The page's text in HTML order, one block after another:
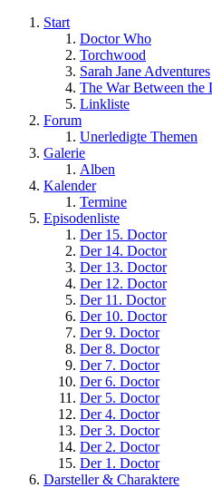
Start
Doctor Who
Torchwood
Sarah Jane Adventures
The War Between the
Linkliste
Forum
Unerledigte Themen
Galerie
Alben
Kalender
Termine
Episodenliste
Der 15. Doctor
Der 14. Doctor
Der 13. Doctor
Der 12. Doctor
Der 11. Doctor
Der 10. Doctor
Der 9. Doctor
Der 8. Doctor
Der 7. Doctor
Der 6. Doctor
Der 5. Doctor
Der 4. Doctor
Der 3. Doctor
Der 2. Doctor
Der 1. Doctor
Darsteller & Charaktere